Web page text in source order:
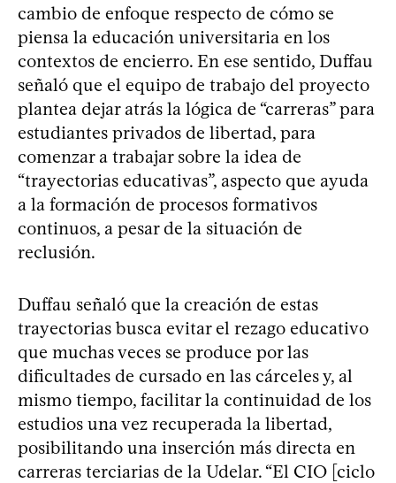
cambio de enfoque respecto de cómo se
piensa la educación universitaria en los
contextos de encierro. En ese sentido, Duffau
señaló que el equipo de trabajo del proyecto
plantea dejar atrás la lógica de “carreras” para
estudiantes privados de libertad, para
comenzar a trabajar sobre la idea de
“trayectorias educativas”, aspecto que ayuda
a la formación de procesos formativos
continuos, a pesar de la situación de
reclusión.
Duffau señaló que la creación de estas
trayectorias busca evitar el rezago educativo
que muchas veces se produce por las
dificultades de cursado en las cárceles y, al
mismo tiempo, facilitar la continuidad de los
estudios una vez recuperada la libertad,
posibilitando una inserción más directa en
carreras terciarias de la Udelar. “El CIO [ciclo